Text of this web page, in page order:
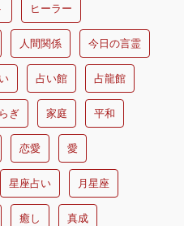
ヒーラー
人間関係 今日の言霊
占い館 占龍館
ぎ 家庭 平和
恋愛 愛
星座占い 月星座
癒し 真成